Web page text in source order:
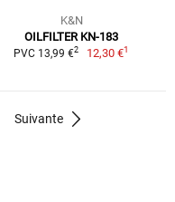
K&N
OILFILTER KN-183
PVC 13,99 €2 12,30 €1
Suivante